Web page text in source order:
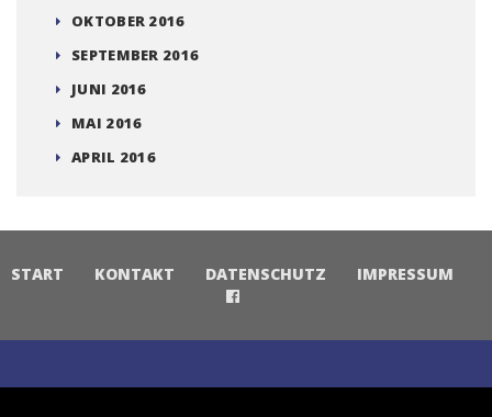
OKTOBER 2016
SEPTEMBER 2016
JUNI 2016
MAI 2016
APRIL 2016
START KONTAKT DATENSCHUTZ IMPRESSUM